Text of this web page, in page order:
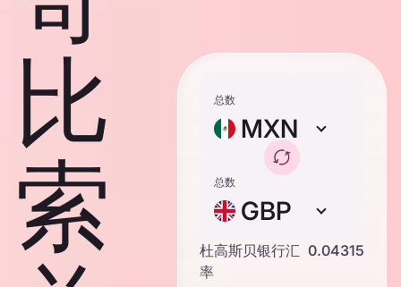
比
索
总数
MXN
总数
GBP
杜高斯贝银行汇
率
0.04315